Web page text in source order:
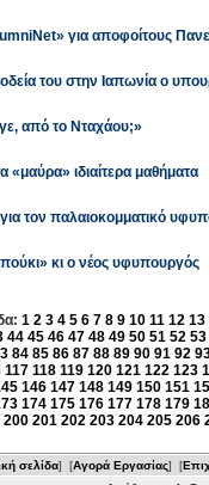
για αποφοίτους
του στην Ιαπωνία ο
από το Νταχάου;»
«μαύρα» ιδιαίτερα μαθήματα
τον παλαιοκομματικό
κι ο νέος υφυπουργός
1 2 3 4 5 6 7 8 9 10 11 12 13
44 45 46 47 48 49 50 51 52 53
84 85 86 87 88 89 90 91 92
117 118 119 120 121 122 123
146 147 148 149 150 151
174 175 176 177 178 179
200 201 202 203 204 205 206
σελίδα] [Αγορά Εργασίας] [